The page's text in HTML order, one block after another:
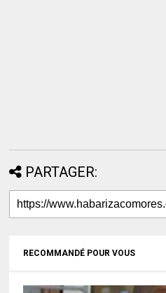
PARTAGER:
RECOMMANDÉ POUR VOUS